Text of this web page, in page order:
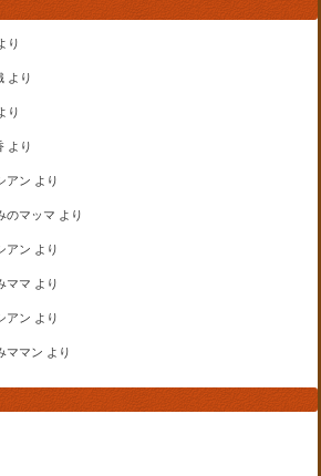
り
より
り
より
アン より
のマッマ より
アン より
ママ より
アン より
ママン より